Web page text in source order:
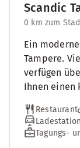
Scandic
0 km zum
Ein
Tampere.
verfügen
Ihnen einen
Restaurant
Tagungs-